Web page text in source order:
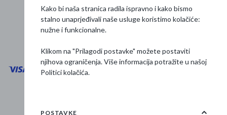
Prati nas
Kako bi naša stranica radila ispravno i kako bismo
stalno unaprjeđivali naše usluge koristimo kolačiće:
nužne i funkcionalne.
Klikom na "Prilagodi postavke" možete postaviti
njihova ograničenja. Više informacija potražite u našoj
Politici kolačića.
POSTAVKE